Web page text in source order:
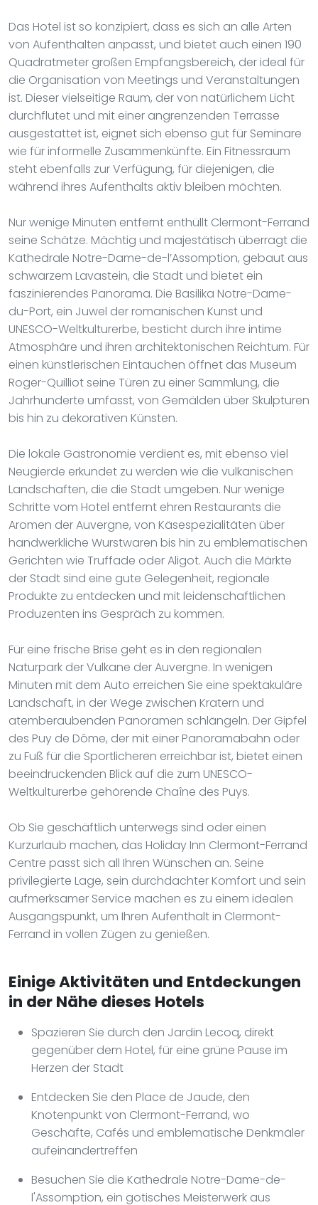
Das Hotel ist so konzipiert, dass es sich an alle Arten
von Aufenthalten anpasst, und bietet auch einen 190
Quadratmeter großen Empfangsbereich, der ideal für
die Organisation von Meetings und Veranstaltungen
ist. Dieser vielseitige Raum, der von natürlichem Licht
durchflutet und mit einer angrenzenden Terrasse
ausgestattet ist, eignet sich ebenso gut für Seminare
wie für informelle Zusammenkünfte. Ein Fitnessraum
steht ebenfalls zur Verfügung, für diejenigen, die
während ihres Aufenthalts aktiv bleiben möchten.
Nur wenige Minuten entfernt enthüllt Clermont-Ferrand
seine Schätze. Mächtig und majestätisch überragt die
Kathedrale Notre-Dame-de-l’Assomption, gebaut aus
schwarzem Lavastein, die Stadt und bietet ein
faszinierendes Panorama. Die Basilika Notre-Dame-
du-Port, ein Juwel der romanischen Kunst und
UNESCO-Weltkulturerbe, besticht durch ihre intime
Atmosphäre und ihren architektonischen Reichtum. Für
einen künstlerischen Eintauchen öffnet das Museum
Roger-Quilliot seine Türen zu einer Sammlung, die
Jahrhunderte umfasst, von Gemälden über Skulpturen
bis hin zu dekorativen Künsten.
Die lokale Gastronomie verdient es, mit ebenso viel
Neugierde erkundet zu werden wie die vulkanischen
Landschaften, die die Stadt umgeben. Nur wenige
Schritte vom Hotel entfernt ehren Restaurants die
Aromen der Auvergne, von Käsespezialitäten über
handwerkliche Wurstwaren bis hin zu emblematischen
Gerichten wie Truffade oder Aligot. Auch die Märkte
der Stadt sind eine gute Gelegenheit, regionale
Produkte zu entdecken und mit leidenschaftlichen
Produzenten ins Gespräch zu kommen.
Für eine frische Brise geht es in den regionalen
Naturpark der Vulkane der Auvergne. In wenigen
Minuten mit dem Auto erreichen Sie eine spektakuläre
Landschaft, in der Wege zwischen Kratern und
atemberaubenden Panoramen schlängeln. Der Gipfel
des Puy de Dôme, der mit einer Panoramabahn oder
zu Fuß für die Sportlicheren erreichbar ist, bietet einen
beeindruckenden Blick auf die zum UNESCO-
Weltkulturerbe gehörende Chaîne des Puys.
Ob Sie geschäftlich unterwegs sind oder einen
Kurzurlaub machen, das Holiday Inn Clermont-Ferrand
Centre passt sich all Ihren Wünschen an. Seine
privilegierte Lage, sein durchdachter Komfort und sein
aufmerksamer Service machen es zu einem idealen
Ausgangspunkt, um Ihren Aufenthalt in Clermont-
Ferrand in vollen Zügen zu genießen.
Einige Aktivitäten und Entdeckungen
in der Nähe dieses Hotels
Spazieren Sie durch den Jardin Lecoq, direkt
gegenüber dem Hotel, für eine grüne Pause im
Herzen der Stadt
Entdecken Sie den Place de Jaude, den
Knotenpunkt von Clermont-Ferrand, wo
Geschäfte, Cafés und emblematische Denkmäler
aufeinandertreffen
Besuchen Sie die Kathedrale Notre-Dame-de-
l'Assomption, ein gotisches Meisterwerk aus